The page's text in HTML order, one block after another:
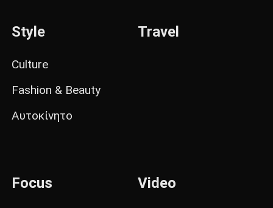
Style
Culture
Fashion & Beauty
Αυτοκίνητο
Travel
Focus Video